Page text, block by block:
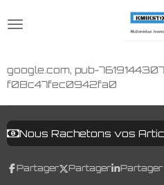
au
google.com, pub-
f08c47fec0942fa0
Nous Rachetons vos
Partager Partager Partager